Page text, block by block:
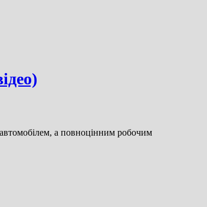
а повноцінним робочим